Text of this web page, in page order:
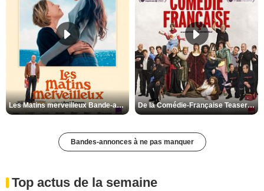
Les Matins merveilleux Bande-annonce VF De la Comédie-Française Teaser VF
Bandes-annonces à ne pas manquer
Top actus de la semaine